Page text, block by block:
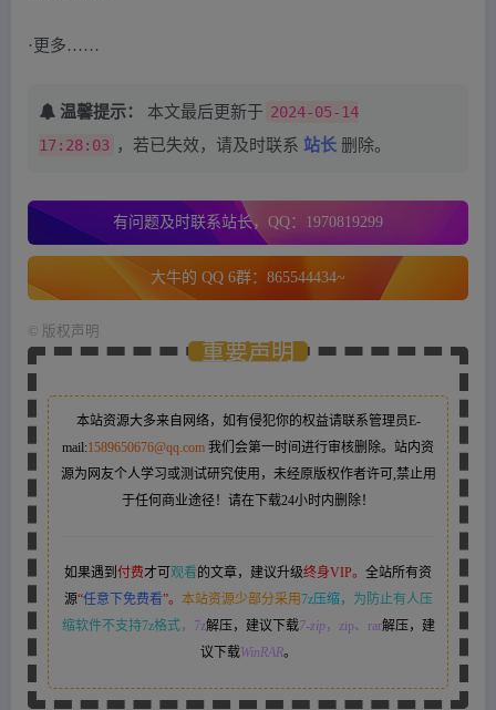
·更多……
温馨提示： 本文最后更新于 2024-05-14
17:28:03 ，若已失效，请及时联系 站长 删除。
有问题及时联系站长，QQ：1970819299
大牛的 QQ 6群：865544434~
版权声明
重要声明
本站资源大多来自网络，如有侵犯你的权益请联系管理员E-
mail:1589650676@qq.com 我们会第一时间进行审核删除。站内资
源为网友个人学习或测试研究使用，未经原版权作者许可,禁止用
于任何商业途径！请在下载24小时内删除！
如果遇到 付费才可 观看 的文章，建议升级终身VIP。 全站所有资
源“任意下免费看”。 本站资源少部分采用7z压缩，
为防止有人压
缩软件不支持7z格式，7z解压，建议下载7-zip，zip、rar解压，建
议下载WinRAR。